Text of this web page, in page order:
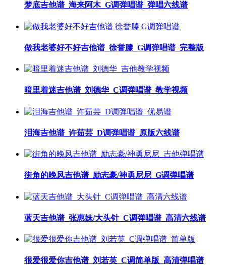
梦底吉他谱_海来阿木_G调弹唱谱_弹唱六线谱
做我老婆好不好吉他谱_徐誉滕_G调弹唱谱_完整版
暗里着迷吉他谱_刘德华_C调弹唱谱_教学视频
泪海吉他谱_许茹芸_D调弹唱谱_原版六线谱
街角的晚风吉他谱_励志豪/神勇尼尼_G调弹唱谱
蓝天吉他谱_张惠妹/大头针_C调弹唱谱_高清六线谱
很爱很爱你吉他谱_刘若英_C调简单版_高清弹唱谱